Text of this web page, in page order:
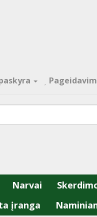
Narvai
įranga